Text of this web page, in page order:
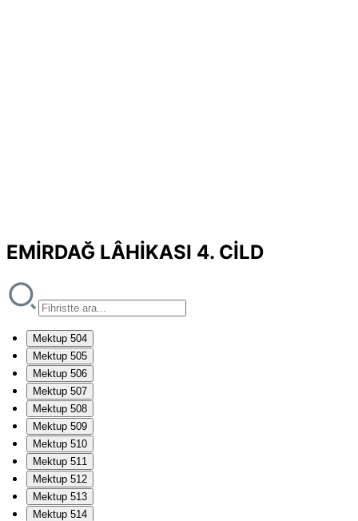
EMİRDAĞ LÂHİKASI 4. CİLD
Mektup 504
Mektup 505
Mektup 506
Mektup 507
Mektup 508
Mektup 509
Mektup 510
Mektup 511
Mektup 512
Mektup 513
Mektup 514